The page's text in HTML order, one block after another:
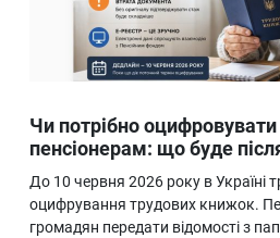
ТехноНаука
Людина
Ukraine
Про нас
Чи потрібно
пенсіонерам: що буде
До 10 червня 2026 року в Україні
оцифрування трудових книжок.
громадян передати відомості з